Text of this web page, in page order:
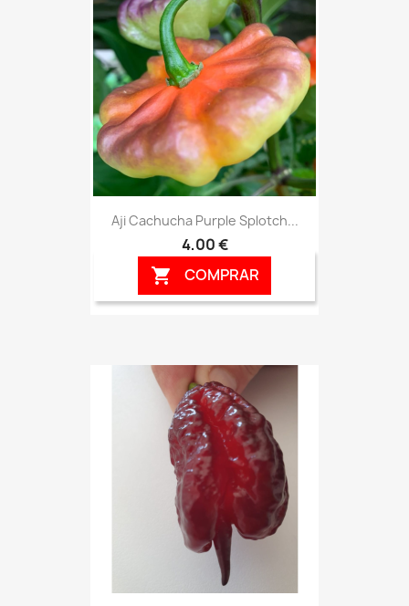
Aji Cachucha Purple Splotch...
4,00 €
 COMPRAR